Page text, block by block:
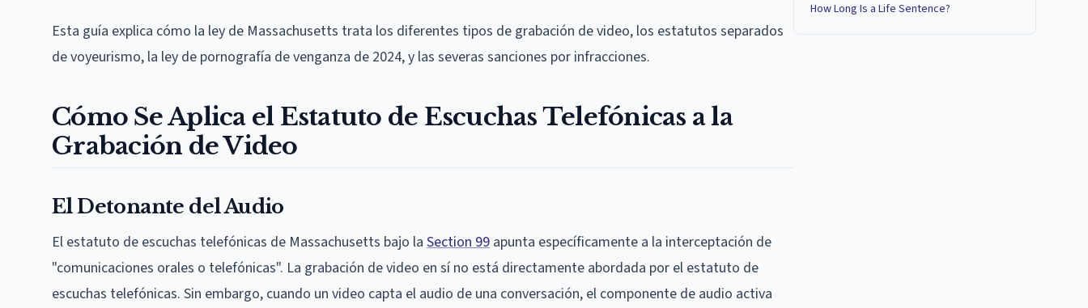
Esta guía explica cómo la ley de Massachusetts trata los diferentes tipos de grabación de video, los estatutos separados
de voyeurismo, la ley de pornografía de venganza de 2024, y las severas sanciones por infracciones.
Cómo Se Aplica el Estatuto de Escuchas Telefónicas a la
Grabación de Video
El Detonante del Audio
El estatuto de escuchas telefónicas de Massachusetts bajo la Section 99 apunta específicamente a la interceptación de
"comunicaciones orales o telefónicas". La grabación de video en sí no está directamente abordada por el estatuto de
escuchas telefónicas. Sin embargo, cuando un video capta el audio de una conversación, el componente de audio activa
How Long Is a Life Sentence?